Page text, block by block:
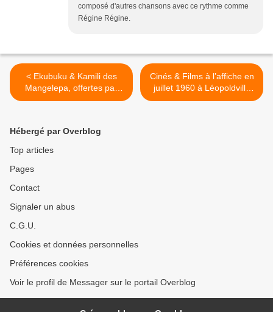
composé d'autres chansons avec ce rythme comme
Régine Régine.
< Ekubuku & Kamili des
Mangelepa, offertes par
Blondé d’Abidjan
Cinés & Films à l’affiche en
juillet 1960 à Léopoldville
(Kinshasa) >
Hébergé par Overblog
Top articles
Pages
Contact
Signaler un abus
C.G.U.
Cookies et données personnelles
Préférences cookies
Voir le profil de Messager sur le portail Overblog